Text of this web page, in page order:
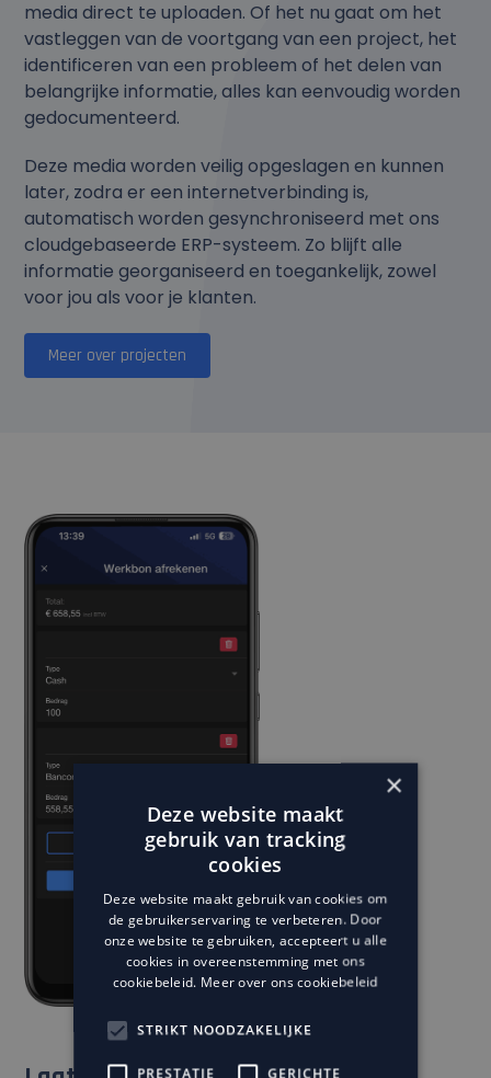
media direct te uploaden. Of het nu gaat om het
vastleggen van de voortgang van een project, het
identificeren van een probleem of het delen van
belangrijke informatie, alles kan eenvoudig worden
gedocumenteerd.
Deze media worden veilig opgeslagen en kunnen
later, zodra er een internetverbinding is,
automatisch worden gesynchroniseerd met ons
cloudgebaseerde ERP-systeem. Zo blijft alle
informatie georganiseerd en toegankelijk, zowel
voor jou als voor je klanten.
Meer over projecten
×
Deze website maakt
gebruik van tracking
cookies
Deze website maakt gebruik van cookies om
de gebruikerservaring te verbeteren. Door
onze website te gebruiken, accepteert u alle
cookies in overeenstemming met ons
cookiebeleid. Meer over ons cookiebeleid
STRIKT NOODZAKELIJKE
PRESTATIE GERICHTE